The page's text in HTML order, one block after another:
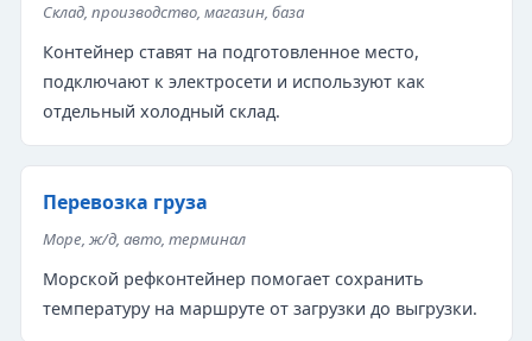
Склад, производство, магазин, база
Контейнер ставят на подготовленное место,
подключают к электросети и используют как
отдельный холодный склад.
Перевозка груза
Море, ж/д, авто, терминал
Морской рефконтейнер помогает сохранить
температуру на маршруте от загрузки до выгрузки.